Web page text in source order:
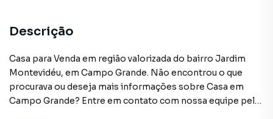
Descrição
Casa para Venda em região valorizada do bairro Jardim
Montevidéu, em Campo Grande. Não encontrou o que
procurava ou deseja mais informações sobre Casa em
Campo Grande? Entre em contato com nossa equipe pelo